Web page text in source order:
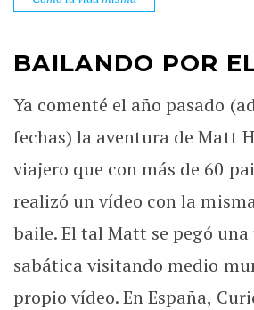
BAILANDO POR
Ya comenté el año pasado
fechas) la aventura de Matt
viajero que con más de 60
realizó un vídeo con la
baile. El tal Matt se pegó
sabática visitando medio
propio vídeo. En España,